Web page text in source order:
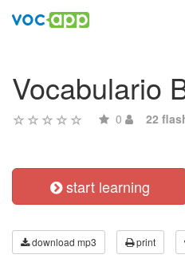
Vocabulario
0 22
start learning
download mp3 print